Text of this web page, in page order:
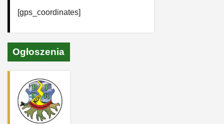
[gps_coordinates]
Ogłoszenia